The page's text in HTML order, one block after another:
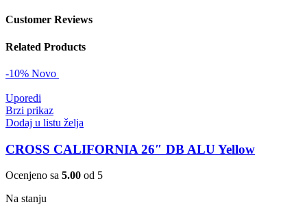
Customer Reviews
Related Products
-10% Novo
Uporedi
Brzi prikaz
Dodaj u listu želja
CROSS CALIFORNIA 26″ DB ALU Yellow
Ocenjeno sa 5.00 od 5
Na stanju